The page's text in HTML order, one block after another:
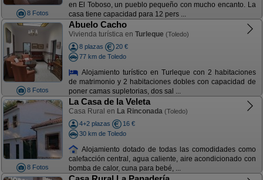
8 Fotos
en El Toboso, un pueblo pequeño con mucho encanto. La
casa tiene capacidad para 12 pers ...
8 Fotos
Abuelo Cacho
Vivienda turística en Turleque (Toledo)
8 plazas
20 €
77 km de Toledo
Alojamiento turístico en Turleque con 2 habitaciones
de matrimonio y 2 habitaciones dobles con capacidad de
poner camas supletorias, dos sal ...
8 Fotos
La Casa de la Veleta
Casa Rural en La Rinconada (Toledo)
4+2 plazas
16 €
30 km de Toledo
Alojamiento dotado de todas las comodidades como
calefacción central, agua caliente, aire acondicionado con
bomba de calor, cuna para bebé, ...